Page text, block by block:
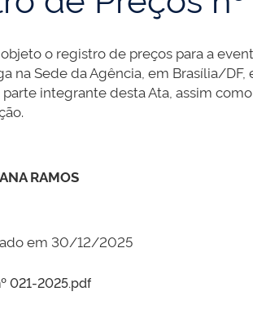
o registro de preços para a
na Sede da Agência, em Brasília/
integrante desta Ata, assim
RAMOS
em 30/12/2025
021-2025.pdf